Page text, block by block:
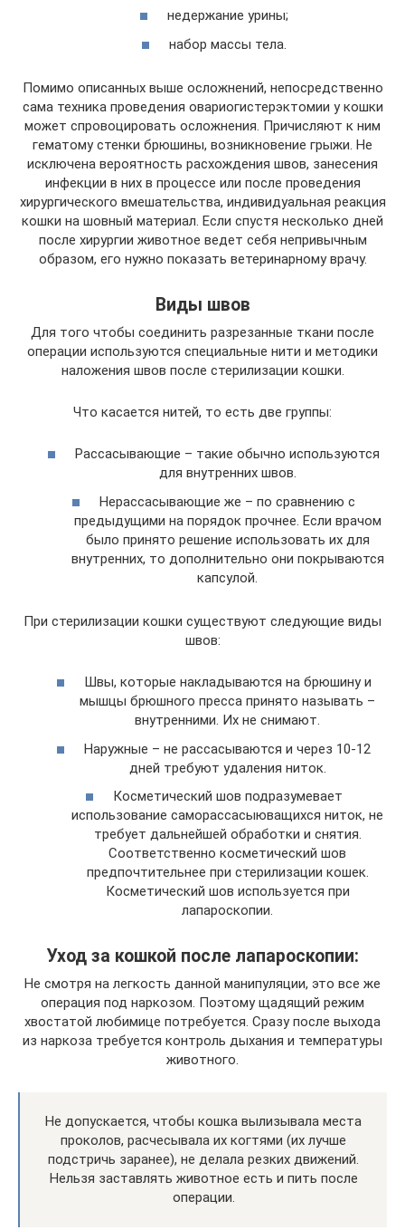
недержание урины;
набор массы тела.
Помимо описанных выше осложнений, непосредственно
сама техника проведения овариогистерэктомии у кошки
может спровоцировать осложнения. Причисляют к ним
гематому стенки брюшины, возникновение грыжи. Не
исключена вероятность расхождения швов, занесения
инфекции в них в процессе или после проведения
хирургического вмешательства, индивидуальная реакция
кошки на шовный материал. Если спустя несколько дней
после хирургии животное ведет себя непривычным
образом, его нужно показать ветеринарному врачу.
Виды швов
Для того чтобы соединить разрезанные ткани после
операции используются специальные нити и методики
наложения швов после стерилизации кошки.
Что касается нитей, то есть две группы:
Рассасывающие – такие обычно используются
для внутренних швов.
Нерассасывающие же – по сравнению с
предыдущими на порядок прочнее. Если врачом
было принято решение использовать их для
внутренних, то дополнительно они покрываются
капсулой.
При стерилизации кошки существуют следующие виды
швов:
Швы, которые накладываются на брюшину и
мышцы брюшного пресса принято называть –
внутренними. Их не снимают.
Наружные – не рассасываются и через 10-12
дней требуют удаления ниток.
Косметический шов подразумевает
использование саморассасыюващихся ниток, не
требует дальнейшей обработки и снятия.
Соответственно косметический шов
предпочтительнее при стерилизации кошек.
Косметический шов используется при
лапароскопии.
Уход за кошкой после лапароскопии:
Не смотря на легкость данной манипуляции, это все же
операция под наркозом. Поэтому щадящий режим
хвостатой любимице потребуется. Сразу после выхода
из наркоза требуется контроль дыхания и температуры
животного.
Не допускается, чтобы кошка вылизывала места
проколов, расчесывала их когтями (их лучше
подстричь заранее), не делала резких движений.
Нельзя заставлять животное есть и пить после
операции.